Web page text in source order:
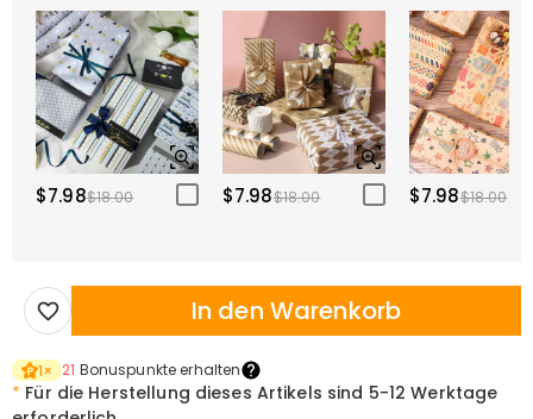
$7.98$18.00 $7.98$18.00 $7.98$18.00
In den Warenkorb
1× 21 Bonuspunkte erhalten
* Für die Herstellung dieses Artikels sind 5-12 Werktage